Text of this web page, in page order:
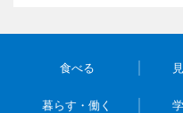
食べる
暮らす・働く